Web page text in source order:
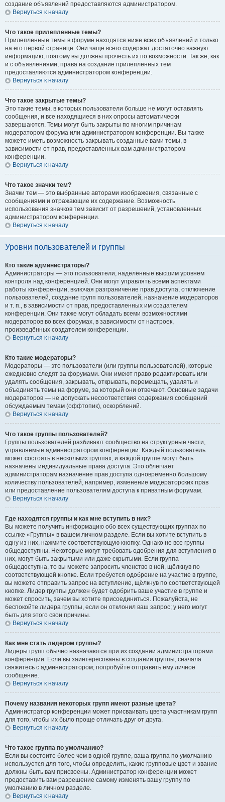
создание объявлений предоставляются администратором.
Вернуться к началу
Что такое прилепленные темы?
Прилепленные темы в форуме находятся ниже всех объявлений и только
на его первой странице. Они чаще всего содержат достаточно важную
информацию, поэтому вы должны прочесть их по возможности. Так же, как
и с объявлениями, права на создание прилепленных тем
предоставляются администратором конференции.
Вернуться к началу
Что такое закрытые темы?
Это такие темы, в которых пользователи больше не могут оставлять
сообщения, и все находящиеся в них опросы автоматически
завершаются. Темы могут быть закрыты по многим причинам
модератором форума или администратором конференции. Вы также
можете иметь возможность закрывать созданные вами темы, в
зависимости от прав, предоставленных вам администратором
конференции.
Вернуться к началу
Что такое значки тем?
Значки тем — это выбранные авторами изображения, связанные с
сообщениями и отражающие их содержание. Возможность
использования значков тем зависит от разрешений, установленных
администратором конференции.
Вернуться к началу
Уровни пользователей и группы
Кто такие администраторы?
Администраторы — это пользователи, наделённые высшим уровнем
контроля над конференцией. Они могут управлять всеми аспектами
работы конференции, включая разграничение прав доступа, отключение
пользователей, создание групп пользователей, назначение модераторов
и т. п., в зависимости от прав, предоставленных им создателем
конференции. Они также могут обладать всеми возможностями
модераторов во всех форумах, в зависимости от настроек,
произведённых создателем конференции.
Вернуться к началу
Кто такие модераторы?
Модераторы — это пользователи (или группы пользователей), которые
ежедневно следят за форумами. Они имеют право редактировать или
удалять сообщения, закрывать, открывать, перемещать, удалять и
объединять темы на форуме, за который они отвечают. Основные задачи
модераторов — не допускать несоответствия содержания сообщений
обсуждаемым темам (оффтопик), оскорблений.
Вернуться к началу
Что такое группы пользователей?
Группы пользователей разбивают сообщество на структурные части,
управляемые администратором конференции. Каждый пользователь
может состоять в нескольких группах, и каждой группе могут быть
назначены индивидуальные права доступа. Это облегчает
администраторам назначение прав доступа одновременно большому
количеству пользователей, например, изменение модераторских прав
или предоставление пользователям доступа к приватным форумам.
Вернуться к началу
Где находятся группы и как мне вступить в них?
Вы можете получить информацию обо всех существующих группах по
ссылке «Группы» в вашем личном разделе. Если вы хотите вступить в
одну из них, нажмите соответствующую кнопку. Однако не все группы
общедоступны. Некоторые могут требовать одобрения для вступления в
них, могут быть закрытыми или даже скрытыми. Если группа
общедоступна, то вы можете запросить членство в ней, щёлкнув по
соответствующей кнопке. Если требуется одобрение на участие в группе,
вы можете отправить запрос на вступление, щёлкнув по соответствующей
кнопке. Лидер группы должен будет одобрить ваше участие в группе и
может спросить, зачем вы хотите присоединиться. Пожалуйста, не
беспокойте лидера группы, если он отклонил ваш запрос; у него могут
быть для этого свои причины.
Вернуться к началу
Как мне стать лидером группы?
Лидеры групп обычно назначаются при их создании администраторами
конференции. Если вы заинтересованы в создании группы, сначала
свяжитесь с администратором; попробуйте отправить ему личное
сообщение.
Вернуться к началу
Почему названия некоторых групп имеют разные цвета?
Администратор конференции может присваивать цвета участникам групп
для того, чтобы их было проще отличать друг от друга.
Вернуться к началу
Что такое группа по умолчанию?
Если вы состоите более чем в одной группе, ваша группа по умолчанию
используется для того, чтобы определить, какие групповые цвет и звание
должны быть вам присвоены. Администратор конференции может
предоставить вам разрешение самому изменять вашу группу по
умолчанию в личном разделе.
Вернуться к началу